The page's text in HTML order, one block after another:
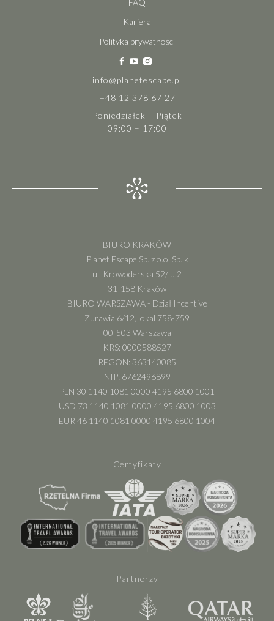
FAQ
Kariera
Polityka prywatności
info@planetescape.pl
+48 12 378 67 27
Poniedziałek – Piątek
09:00 – 17:00
BIURO KRAKÓW
Planet Escape Sp. z o.o. Sp. k
ul. Krowoderska 52/lu.2
31-158 Kraków
BIURO WARSZAWA - Dział Incentive
Żurawia 6/12, lokal 758-759
00-503 Warszawa
KRS: 0000588527
REGON: 363140085
NIP: 6762496899
PLN 30 1140 1081 0000 4195 6800 1001
USD 73 1140 1081 0000 4195 6800 1003
EUR 46 1140 1081 0000 4195 6800 1004
Certyfikaty
Partnerzy